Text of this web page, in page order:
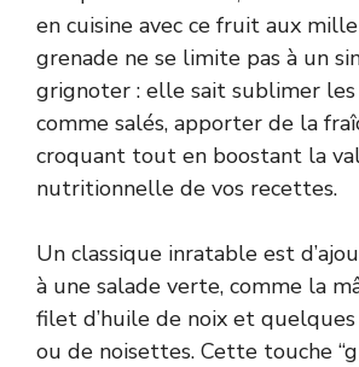
en cuisine avec ce fruit aux
grenade ne se limite pas à un
grignoter : elle sait sublimer
comme salés, apporter de la
croquant tout en boostant la
nutritionnelle de vos recettes.
Un classique inratable est
à une salade verte, comme la
filet d’huile de noix et
ou de noisettes. Cette touche